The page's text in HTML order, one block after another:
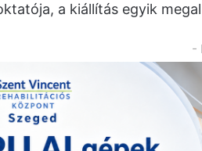
a kiállítás egyik
-